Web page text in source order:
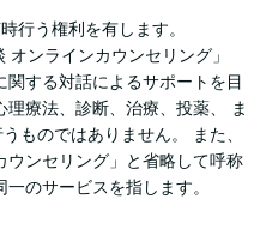
行う権利を有します。
ンラインカウンセリング」
する対話によるサポートを目
療法、診断、治療、投薬、 ま
ものではありません。 また、
ンセリング」と省略して呼称
のサービスを指します。